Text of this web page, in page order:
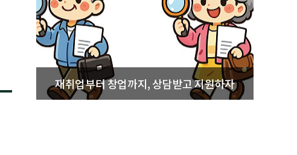
재취업부터 창업까지, 상담받고 지원하자